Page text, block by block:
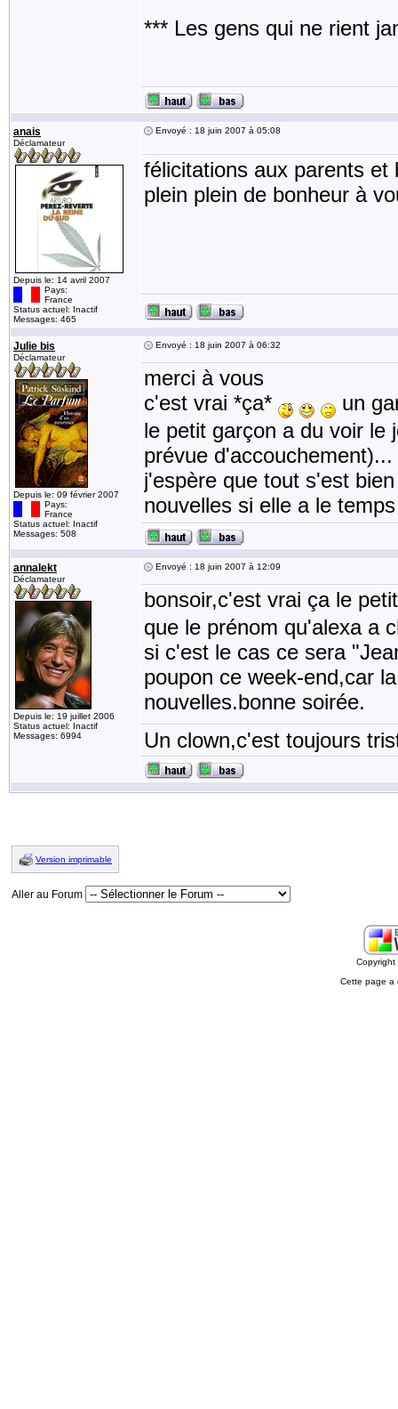
*** Les gens qui ne rient
anais
Déclamateur
Depuis le: 14 avril 2007
Pays:
France
Status actuel: Inactif
Messages: 465
Envoyé : 18 juin 2007 à 05:08
félicitations aux parents et
plein plein de bonheur à
Julie bis
Déclamateur
Depuis le: 09 février 2007
Pays:
France
Status actuel: Inactif
Messages: 508
Envoyé : 18 juin 2007 à 06:32
merci à vous
c'est vrai *ça*
un
le petit garçon a du voir le
prévue d'accouchement)...
j'espère que tout s'est
nouvelles si elle a le
annalekt
Déclamateur
Depuis le: 19 juillet 2006
Status actuel: Inactif
Messages: 6994
Envoyé : 18 juin 2007 à 12:09
bonsoir,c'est vrai ça le
que le prénom qu'alexa a
si c'est le cas ce sera
poupon ce week-end,car
nouvelles.bonne soirée.
Un clown,c'est toujours
Version imprimable
Aller au Forum
Cette page a